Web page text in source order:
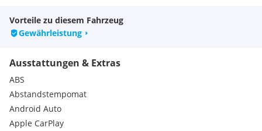
VirtualCockpit
Notbremsassistent
Regensensor
Uhr&Drehzahlmesser
Sportlenkrad mit Schaltwippen&Uhr
Aussenspiegel el. verstellbar und beheizbar
Aussenspiegel el. verstellbar
Lenkradheizung
Müdigkeitswarnsystem
Vorteile zu diesem Fahrzeug
Gewährleistung
Ausstattungen & Extras
ABS
Abstandstempomat
Android Auto
Apple CarPlay